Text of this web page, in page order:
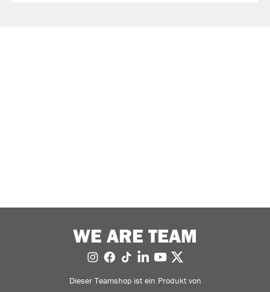
WE ARE TEAM
Dieser Teamshop ist ein Produkt von